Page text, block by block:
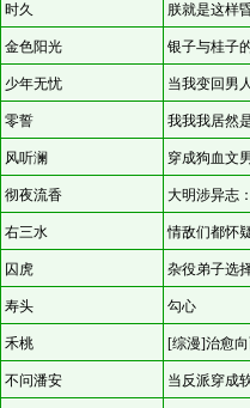
时久 朕就是这样
金色阳光 银子与桂子
少年无忧 当我变回男
零誓 我我我居然
风听澜 穿成狗血文
彻夜流香 大明涉异志
右三水 情敌们都怀
囚虎 杂役弟子选
寿头 勾心
禾桃 [综漫]治愈
不问潘安 当反派穿成